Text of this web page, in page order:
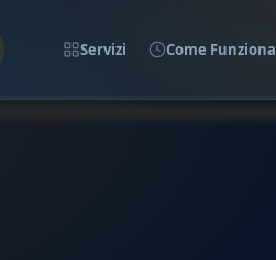
Servizi Come Funziona